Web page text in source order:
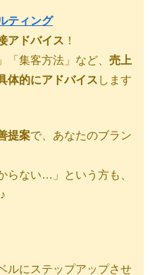
ティング
アドバイス ！
「集客方法」など、 売上
体的にアドバイス します
提案で、あなたのブラン
らない…」という方も、
ルにステップアップさせ